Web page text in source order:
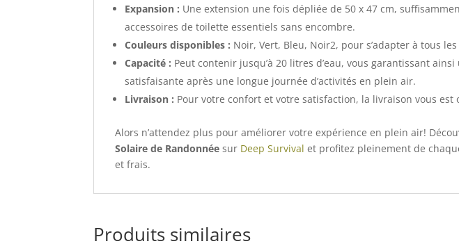
Expansion : Une extension une fois dépliée de 50 x 47 cm,
accessoires de toilette essentiels sans encombre.
Couleurs disponibles : Noir, Vert, Bleu, Noir2, pour s’adapter à tous
Capacité : Peut contenir jusqu’à 20 litres d’eau, vous garantissant
satisfaisante après une longue journée d’activités en plein air.
Livraison : Pour votre confort et votre satisfaction, la livraison vous est
Alors n’attendez plus pour améliorer votre expérience en plein air!
Solaire de Randonnée sur Deep Survival et profitez pleinement de
et frais.
Produits similaires